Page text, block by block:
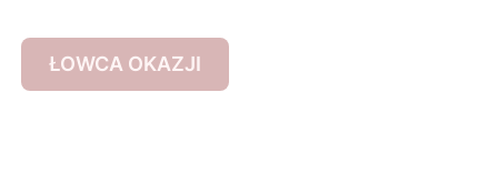
ŁOWCA OKAZJI